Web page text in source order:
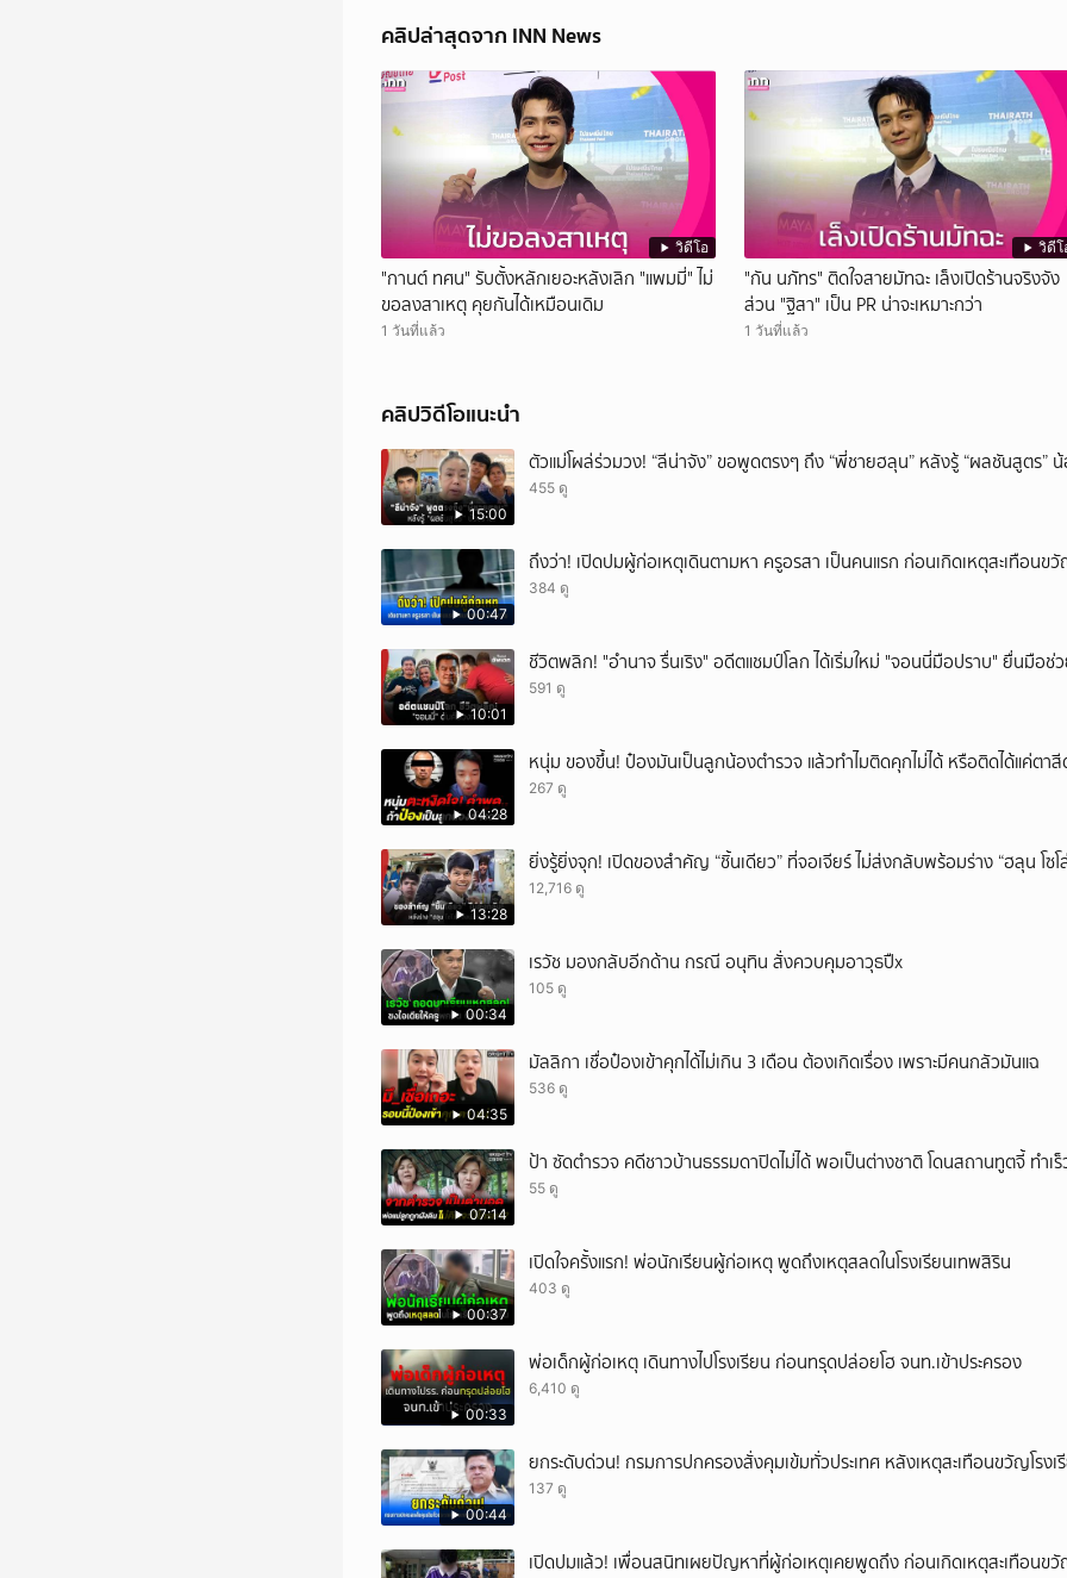
คลิปล่าสุดจาก INN News
วิดีโอ
"กานต์ ทศน" รับตั้งหลักเยอะหลังเลิก "แพมมี่" ไม่
ขอลงสาเหตุ คุยกันได้เหมือนเดิม
1 วันที่แล้ว
วิดีโ
"กัน นภัทร" ติดใจสายมัทฉะ เล็งเปิดร้านจริงจัง
ส่วน "ฐิสา" เป็น PR น่าจะเหมาะกว่า
1 วันที่แล้ว
คลิปวิดีโอแนะนำ
15:00
ตัวแม่โผล่ร่วมวง! “ลีน่าจัง” ขอพูดตรงๆ ถึง “พี่ชายฮลุน” หลังรู้ “ผลชันสูตร”
455 ดู
00:47
ถึงว่า! เปิดปมผู้ก่อเหตุเดินตามหา ครูอรสา เป็นคนแรก ก่อนเกิดเหตุสะเทือนข
384 ดู
10:01
ชีวิตพลิก! "อำนาจ รื่นเริง" อดีตแชมป์โลก ได้เริ่มใหม่ "จอนนี่มือปราบ" ยื่นมือ
591 ดู
04:28
หนุ่ม ของขึ้น! ป๋องมันเป็นลูกน้องตำรวจ แล้วทำไมติดคุกไม่ได้ หรือติดได้แค่ตา
267 ดู
13:28
ยิ่งรู้ยิ่งจุก! เปิดของสำคัญ “ชิ้นเดียว” ที่จอเจียร์ ไม่ส่งกลับพร้อมร่าง “ฮลุน โซ
12,716 ดู
00:34
เรวัช มองกลับอีกด้าน กรณี อนุทิน สั่งควบคุมอาวุธปืx
105 ดู
04:35
มัลลิกา เชื่อป๋องเข้าคุกได้ไม่เกิน 3 เดือน ต้องเกิดเรื่อง เพราะมีคนกลัวมันแฉ
536 ดู
07:14
ป้า ซัดตำรวจ คดีชาวบ้านธรรมดาปิดไม่ได้ พอเป็นต่างชาติ โดนสถานทูตจี้ ทำเร็
55 ดู
00:37
เปิดใจครั้งแรก! พ่อนักเรียนผู้ก่อเหตุ พูดถึงเหตุสลดในโรงเรียนเทพสิริน
403 ดู
00:33
พ่อเด็กผู้ก่อเหตุ เดินทางไปโรงเรียน ก่อนทรุดปล่อยโฮ จนท.เข้าประครอง
6,410 ดู
00:44
ยกระดับด่วน! กรมการปกครองสั่งคุมเข้มทั่วประเทศ หลังเหตุสะเทือนขวัญโรงเ
137 ดู
เปิดปมแล้ว! เพื่อนสนิทเผยปัญหาที่ผู้ก่อเหตุเคยพูดถึง ก่อนเกิดเหตุสะเทือนข
ยกเลิก